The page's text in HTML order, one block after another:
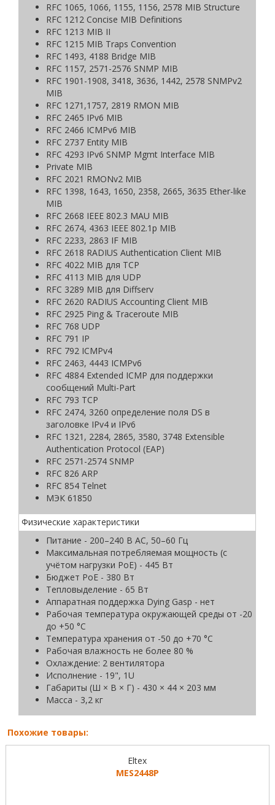
RFC 1065, 1066, 1155, 1156, 2578 MIB Structure
RFC 1212 Concise MIB Definitions
RFC 1213 MIB II
RFC 1215 MIB Traps Convention
RFC 1493, 4188 Bridge MIB
RFC 1157, 2571-2576 SNMP MIB
RFC 1901-1908, 3418, 3636, 1442, 2578 SNMPv2
MIB
RFC 1271,1757, 2819 RMON MIB
RFC 2465 IPv6 MIB
RFC 2466 ICMPv6 MIB
RFC 2737 Entity MIB
RFC 4293 IPv6 SNMP Mgmt Interface MIB
Private MIB
RFC 2021 RMONv2 MIB
RFC 1398, 1643, 1650, 2358, 2665, 3635 Ether-like
MIB
RFC 2668 IEEE 802.3 MAU MIB
RFC 2674, 4363 IEEE 802.1p MIB
RFC 2233, 2863 IF MIB
RFC 2618 RADIUS Authentication Client MIB
RFC 4022 MIB для TCP
RFC 4113 MIB для UDP
RFC 3289 MIB для Diffserv
RFC 2620 RADIUS Accounting Client MIB
RFC 2925 Ping & Traceroute MIB
RFC 768 UDP
RFC 791 IP
RFC 792 ICMPv4
RFC 2463, 4443 ICMPv6
RFC 4884 Extended ICMP для поддержки
сообщений Multi-Part
RFC 793 TCP
RFC 2474, 3260 определение поля DS в
заголовке IPv4 и IPv6
RFC 1321, 2284, 2865, 3580, 3748 Extensible
Authentication Protocol (EAP)
RFC 2571-2574 SNMP
RFC 826 ARP
RFC 854 Telnet
МЭК 61850
Физические характеристики
Питание - 200–240 В AC, 50–60 Гц
Максимальная потребляемая мощность (с
учётом нагрузки PoE) - 445 Вт
Бюджет PoE - 380 Вт
Тепловыделение - 65 Вт
Аппаратная поддержка Dying Gasp - нет
Рабочая температура окружающей среды от -20
до +50 °С
Температура хранения от -50 до +70 °С
Рабочая влажность не более 80 %
Охлаждение: 2 вентилятора
Исполнение - 19", 1U
Габариты (Ш × В × Г) - 430 × 44 × 203 мм
Масса - 3,2 кг
Похожие товары:
Eltex
MES2448P